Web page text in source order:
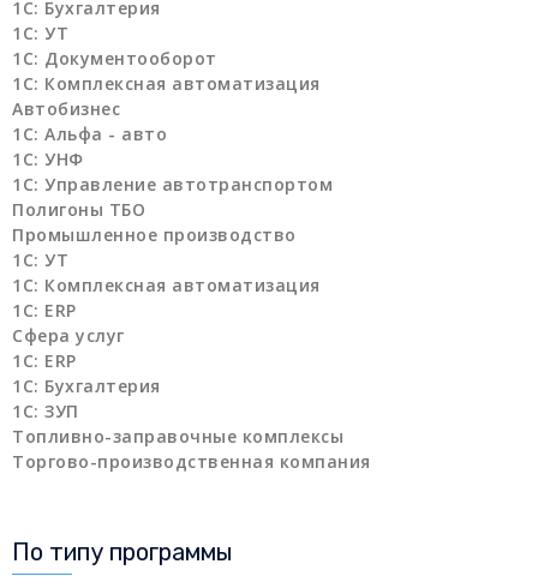
1С: Бухгалтерия
1С: УТ
1С: Документооборот
1С: Комплексная автоматизация
Автобизнес
1С: Альфа - авто
1С: УНФ
1С: Управление автотранспортом
Полигоны ТБО
Промышленное производство
1С: УТ
1С: Комплексная автоматизация
1С: ERP
Сфера услуг
1С: ERP
1С: Бухгалтерия
1С: ЗУП
Топливно-заправочные комплексы
Торгово-производственная компания
По типу программы